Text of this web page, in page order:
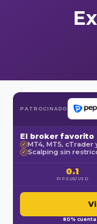
PATROCINADO
El broker favorito
✓ MT4, MT5,
✓ Scalping sin
0.1
PIP EUR/USD
80%